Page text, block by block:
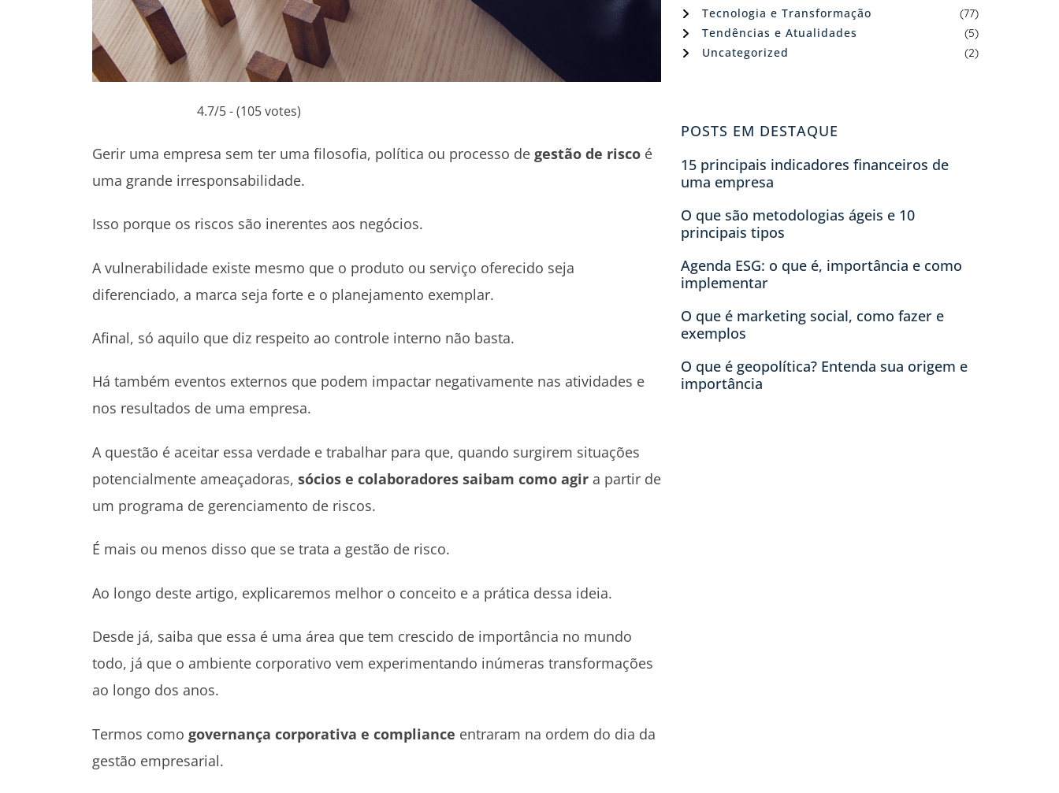
4.7/5 - (105 votes)
Gerir uma empresa sem ter uma filosofia, política ou processo de gestão de risco é
uma grande irresponsabilidade.
Isso porque os riscos são inerentes aos negócios.
A vulnerabilidade existe mesmo que o produto ou serviço oferecido seja
diferenciado, a marca seja forte e o planejamento exemplar.
Afinal, só aquilo que diz respeito ao controle interno não basta.
Há também eventos externos que podem impactar negativamente nas atividades e
nos resultados de uma empresa.
A questão é aceitar essa verdade e trabalhar para que, quando surgirem situações
potencialmente ameaçadoras, sócios e colaboradores saibam como agir a partir de
um programa de gerenciamento de riscos.
É mais ou menos disso que se trata a gestão de risco.
Ao longo deste artigo, explicaremos melhor o conceito e a prática dessa ideia.
Desde já, saiba que essa é uma área que tem crescido de importância no mundo
todo, já que o ambiente corporativo vem experimentando inúmeras transformações
ao longo dos anos.
Termos como governança corporativa e compliance entraram na ordem do dia da
gestão empresarial.
Tecnologia e Transformação (77)
Tendências e Atualidades (5)
Uncategorized (2)
POSTS EM DESTAQUE
15 principais indicadores financeiros de
uma empresa
O que são metodologias ágeis e 10
principais tipos
Agenda ESG: o que é, importância e como
implementar
O que é marketing social, como fazer e
exemplos
O que é geopolítica? Entenda sua origem e
importância